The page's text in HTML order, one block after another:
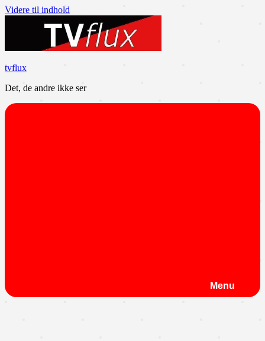
Videre til indhold
tvflux
Det, de andre ikke ser
Menu